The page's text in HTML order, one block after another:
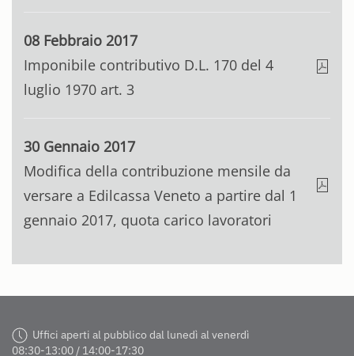
08 Febbraio 2017
Imponibile contributivo D.L. 170 del 4
luglio 1970 art. 3
30 Gennaio 2017
Modifica della contribuzione mensile da
versare a Edilcassa Veneto a partire dal 1
gennaio 2017, quota carico lavoratori
Uffici aperti al pubblico dal lunedì al venerdì
08:30-13:00 / 14:00-17:30